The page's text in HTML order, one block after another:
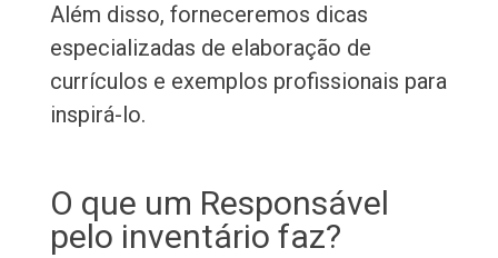
Além disso, forneceremos dicas
especializadas de elaboração de
currículos e exemplos profissionais para
inspirá-lo.
O que um Responsável
pelo inventário faz?